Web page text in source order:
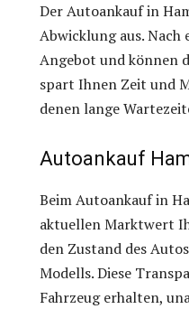
Der Autoankauf in
Abwicklung aus.
Angebot und können
spart Ihnen Zeit und
denen lange
Autoankauf
Beim Autoankauf in
aktuellen Marktwert
den Zustand des
Modells. Diese
Fahrzeug erhalten,